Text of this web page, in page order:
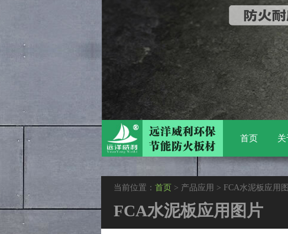
首页
当前位置： 首页 > 产品应用 > FCA水泥板应用
FCA水泥板应用图片